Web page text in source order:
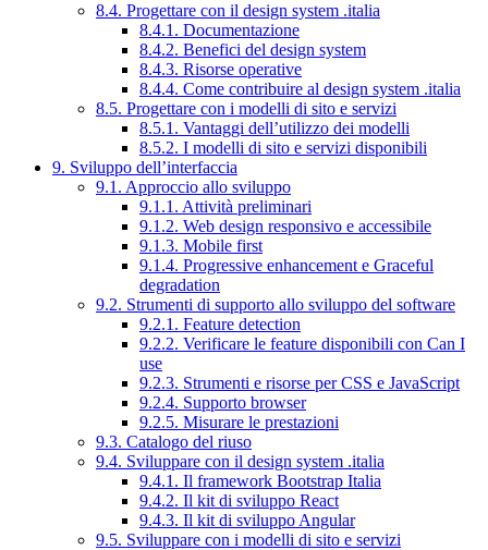
8.4. Progettare con il design system .italia
8.4.1. Documentazione
8.4.2. Benefici del design system
8.4.3. Risorse operative
8.4.4. Come contribuire al design system .italia
8.5. Progettare con i modelli di sito e servizi
8.5.1. Vantaggi dell’utilizzo dei modelli
8.5.2. I modelli di sito e servizi disponibili
9. Sviluppo dell’interfaccia
9.1. Approccio allo sviluppo
9.1.1. Attività preliminari
9.1.2. Web design responsivo e accessibile
9.1.3. Mobile first
9.1.4. Progressive enhancement e Graceful
degradation
9.2. Strumenti di supporto allo sviluppo del software
9.2.1. Feature detection
9.2.2. Verificare le feature disponibili con Can I
use
9.2.3. Strumenti e risorse per CSS e JavaScript
9.2.4. Supporto browser
9.2.5. Misurare le prestazioni
9.3. Catalogo del riuso
9.4. Sviluppare con il design system .italia
9.4.1. Il framework Bootstrap Italia
9.4.2. Il kit di sviluppo React
9.4.3. Il kit di sviluppo Angular
9.5. Sviluppare con i modelli di sito e servizi